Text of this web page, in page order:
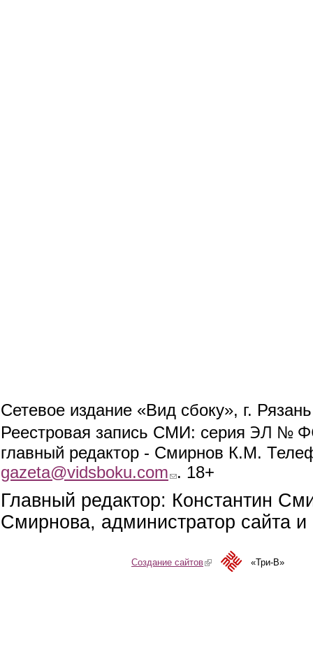
Сетевое издание «Вид сбоку», г.
Реестровая запись СМИ: серия ЭЛ №
главный редактор - Смирнов К.М.
gazeta@vidsboku.com (link sends e-mail)
. 18+
Главный редактор: Константин
Смирнова, администратор сайта
Создание сайтов(link is external)«Три-В»